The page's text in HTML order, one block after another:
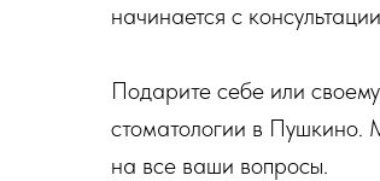
начинается с
Подарите себе или
стоматологии в Пушкино.
на все ваши вопросы.